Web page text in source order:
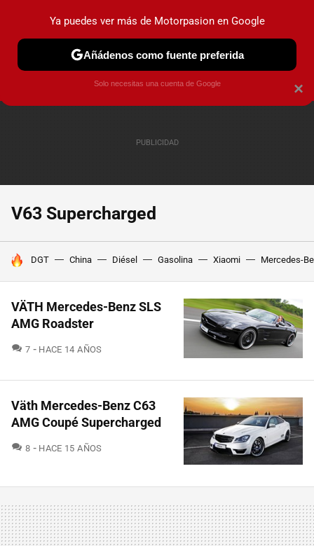
PRUEBAS COCHES ELÉCTRICOS OBSERVATORIO
V63 Supercharged
HOY SE HABLA DE
DGT China Diésel Gasolina Xiaomi Mercedes-
VÄTH Mercedes-Benz SLS
AMG Roadster
7 COMENTARIOS
HACE 14 AÑOS
Väth Mercedes-Benz C63
AMG Coupé Supercharged
8 COMENTARIOS
HACE 15 AÑOS
×
Ya puedes ver más de Motorpasion en Google
Añádenos como fuente preferida
Solo necesitas una cuenta de Google